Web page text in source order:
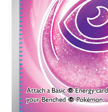
Preise werden